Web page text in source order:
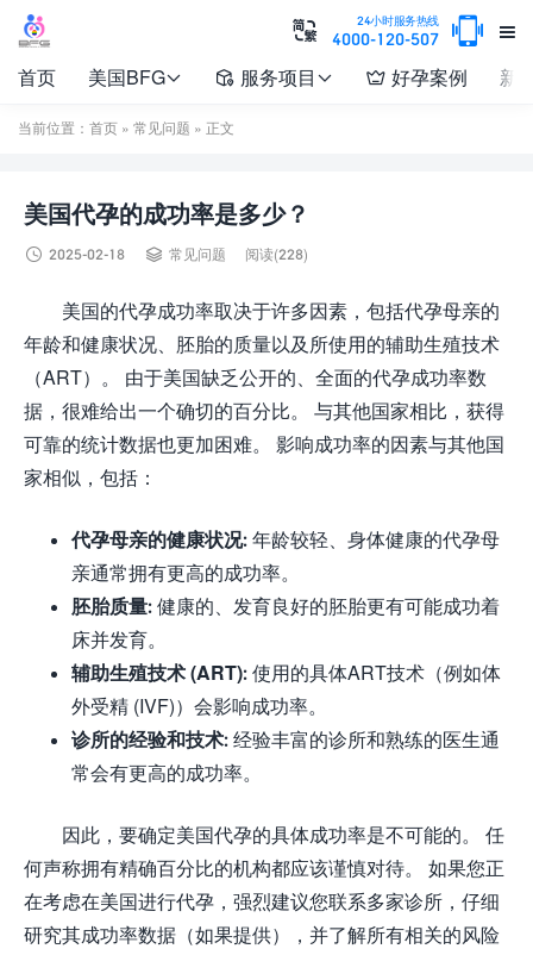

24小时服务热线
4000-120-507 

首页 美国BFG  服务项目   好孕案例 新
当前位置： 首页 » 常见问题 » 正文
美国代孕的成功率是多少？
 2025-02-18  常见问题 阅读(228)
美国的代孕成功率取决于许多因素，包括代孕母亲的
年龄和健康状况、胚胎的质量以及所使用的辅助生殖技术
（ART）。 由于美国缺乏公开的、全面的代孕成功率数
据，很难给出一个确切的百分比。 与其他国家相比，获得
可靠的统计数据也更加困难。 影响成功率的因素与其他国
家相似，包括：
代孕母亲的健康状况: 年龄较轻、身体健康的代孕母
亲通常拥有更高的成功率。
胚胎质量: 健康的、发育良好的胚胎更有可能成功着
床并发育。
辅助生殖技术 (ART): 使用的具体ART技术（例如体
外受精 (IVF)）会影响成功率。
诊所的经验和技术: 经验丰富的诊所和熟练的医生通
常会有更高的成功率。
因此，要确定美国代孕的具体成功率是不可能的。 任
何声称拥有精确百分比的机构都应该谨慎对待。 如果您正
在考虑在美国进行代孕，强烈建议您联系多家诊所，仔细
研究其成功率数据（如果提供），并了解所有相关的风险